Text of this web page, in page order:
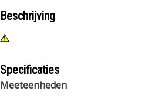
Beschrijving
Specificaties
Meeteenheden